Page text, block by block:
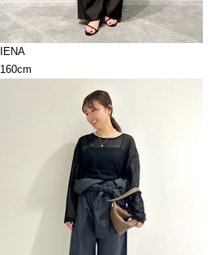
IENA
160cm